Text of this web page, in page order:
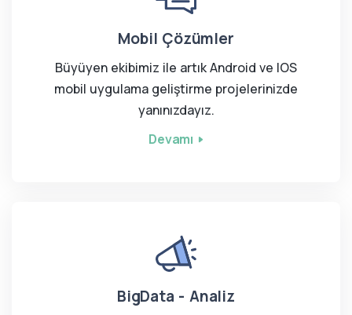
Mobil Çözümler
Büyüyen ekibimiz ile artık Android ve IOS
mobil uygulama geliştirme projelerinizde
yanınızdayız.
Devamı
BigData - Analiz